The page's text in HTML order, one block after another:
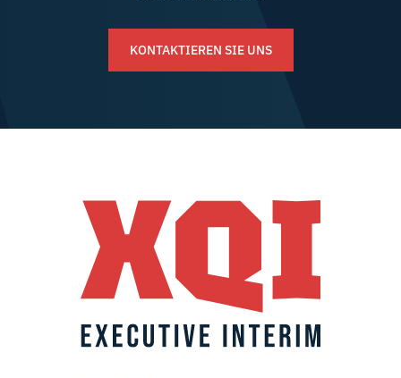
KONTAKTIEREN SIE UNS